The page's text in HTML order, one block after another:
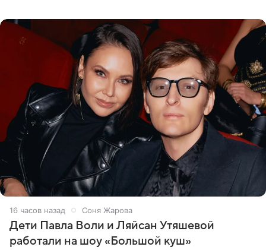
16 часов назад Соня Жарова
Дети Павла Воли и Ляйсан Утяшевой
работали на шоу «Большой куш»